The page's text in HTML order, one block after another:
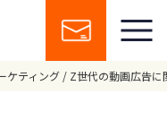
ケティング Z世代の動画広告